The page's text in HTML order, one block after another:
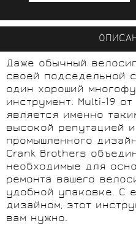
Даже обычный
своей подседельной
один хороший
инструмент. Multi-19
является именно
высокой репутацией
промышленного
Crank Brothers
необходимые для
ремонта вашего
удобной упаковке. С
дизайном, этот
вам нужно.